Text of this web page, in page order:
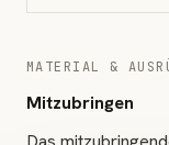
MATERIAL &
Mitzubringen